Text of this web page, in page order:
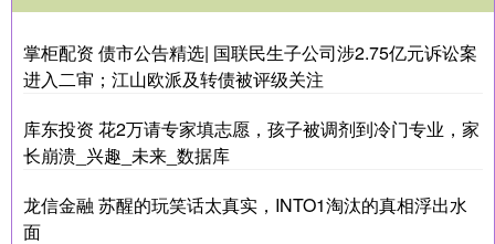
掌柜配资 债市公告精选| 国联民生子公司涉2.75亿元诉讼案
进入二审；江山欧派及转债被评级关注
库东投资 花2万请专家填志愿，孩子被调剂到冷门专业，家
长崩溃_兴趣_未来_数据库
龙信金融 苏醒的玩笑话太真实，INTO1淘汰的真相浮出水
面